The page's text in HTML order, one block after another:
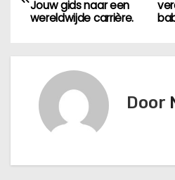
e
t
Jouw gids naar een
wereldwijde carrière.
Door